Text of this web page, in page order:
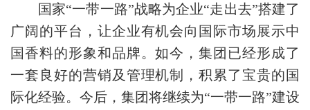
国家“一带一路”战略为企业“走出去”搭建了
广阔的平台，让企业有机会向国际市场展示中
国香料的形象和品牌。如今，集团已经形成了
一套良好的营销及管理机制，积累了宝贵的国
际化经验。今后，集团将继续为“一带一路”建设